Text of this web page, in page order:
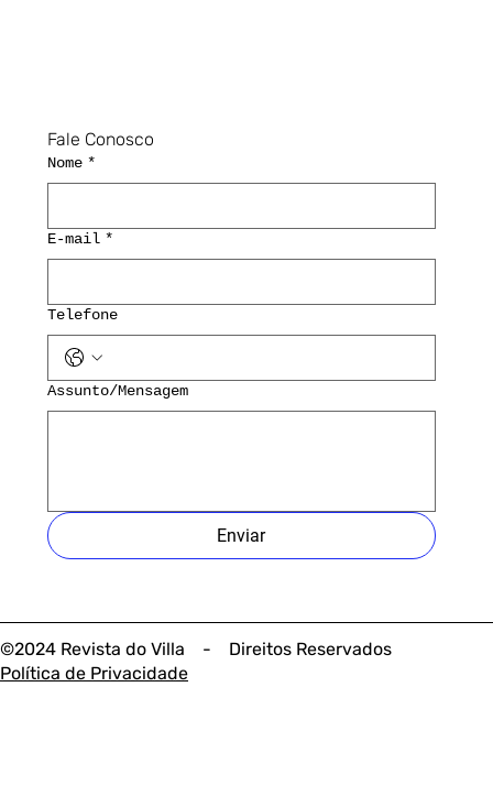
©2024 Revista do Villa - Direitos Reservados
Política de Privacidade
Fale Conosco
Nome *
E-mail *
Telefone
Assunto/Mensagem
Enviar